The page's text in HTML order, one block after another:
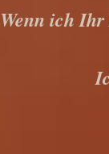
Wenn ich Ihr